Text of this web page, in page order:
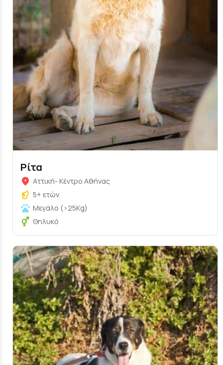
Ρίτα
Αττική- Κέντρο Αθήνας
5+ ετών
Μεγάλο (>25Kg)
Θηλυκό